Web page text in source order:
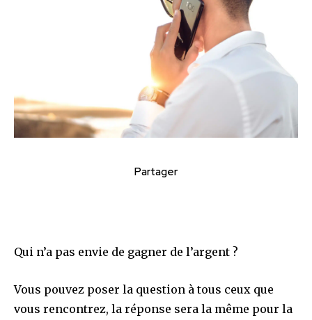
Partager
Qui n’a pas envie de gagner de l’argent ?
Vous pouvez poser la question à tous ceux que
vous rencontrez, la réponse sera la même pour la